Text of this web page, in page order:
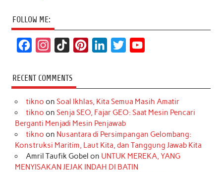
FOLLOW ME:
c
e
b
o
k
s
t
a
r
a
m
k
T
o
k
t
e
r
e
s
t
k
e
d
I
n
t
t
r
T
u
e
RECENT COMMENTS
tikno on Soal Ikhlas, Kita Semua Masih Amatir
tikno on Senja SEO, Fajar GEO: Saat Mesin Pencari
Berganti Menjadi Mesin Penjawab
tikno on Nusantara di Persimpangan Gelombang:
Konstruksi Maritim, Laut Kita, dan Tanggung Jawab Kita
Amril Taufik Gobel on UNTUK MEREKA, YANG
MENYISAKAN JEJAK INDAH DI BATIN